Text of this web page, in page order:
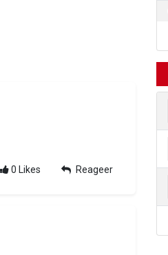
0 Likes Reageer